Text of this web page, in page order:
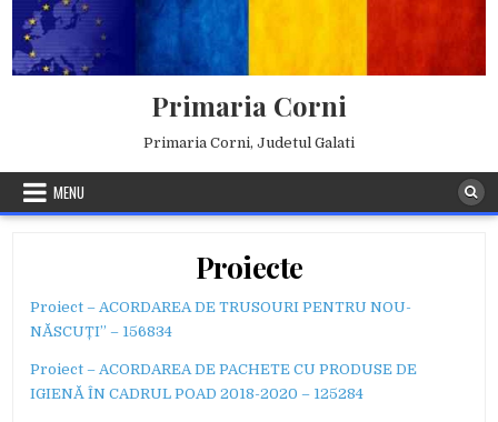
content
Primaria Corni
Primaria Corni, Judetul Galati
MENU
Proiecte
Proiect – ACORDAREA DE TRUSOURI PENTRU NOU-
NĂSCUȚI” – 156834
Proiect – ACORDAREA DE PACHETE CU PRODUSE DE
IGIENĂ ÎN CADRUL POAD 2018-2020 – 125284